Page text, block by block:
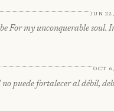
Jun
For my unconquerable soul.
Oct 6,
puede fortalecer al débil,